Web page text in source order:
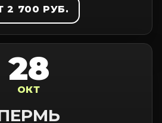
2 700 РУБ.
28
ОКТ